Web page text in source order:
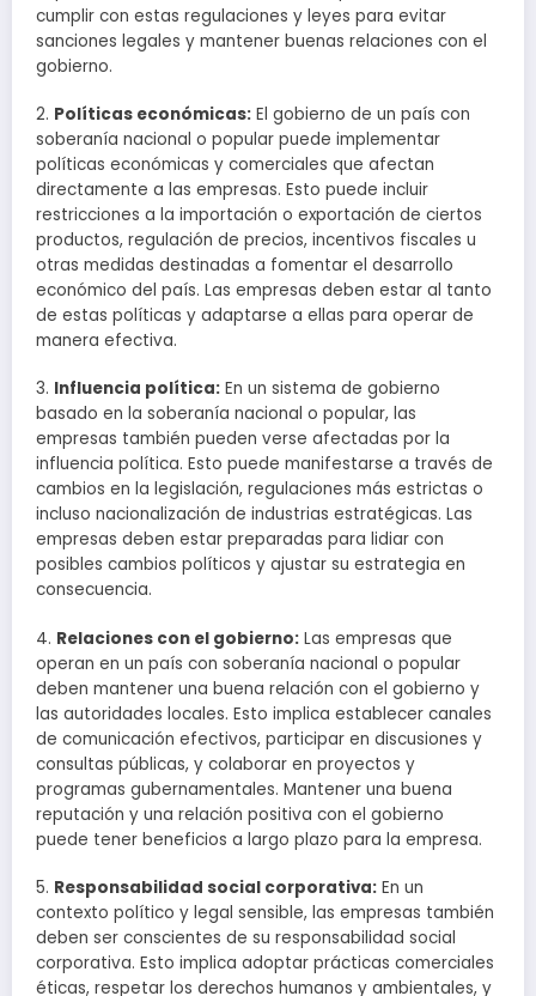
cumplir con estas regulaciones y leyes para evitar
sanciones legales y mantener buenas relaciones con el
gobierno.
2. Políticas económicas: El gobierno de un país con
soberanía nacional o popular puede implementar
políticas económicas y comerciales que afectan
directamente a las empresas. Esto puede incluir
restricciones a la importación o exportación de ciertos
productos, regulación de precios, incentivos fiscales u
otras medidas destinadas a fomentar el desarrollo
económico del país. Las empresas deben estar al tanto
de estas políticas y adaptarse a ellas para operar de
manera efectiva.
3. Influencia política: En un sistema de gobierno
basado en la soberanía nacional o popular, las
empresas también pueden verse afectadas por la
influencia política. Esto puede manifestarse a través de
cambios en la legislación, regulaciones más estrictas o
incluso nacionalización de industrias estratégicas. Las
empresas deben estar preparadas para lidiar con
posibles cambios políticos y ajustar su estrategia en
consecuencia.
4. Relaciones con el gobierno: Las empresas que
operan en un país con soberanía nacional o popular
deben mantener una buena relación con el gobierno y
las autoridades locales. Esto implica establecer canales
de comunicación efectivos, participar en discusiones y
consultas públicas, y colaborar en proyectos y
programas gubernamentales. Mantener una buena
reputación y una relación positiva con el gobierno
puede tener beneficios a largo plazo para la empresa.
5. Responsabilidad social corporativa: En un
contexto político y legal sensible, las empresas también
deben ser conscientes de su responsabilidad social
corporativa. Esto implica adoptar prácticas comerciales
éticas, respetar los derechos humanos y ambientales, y